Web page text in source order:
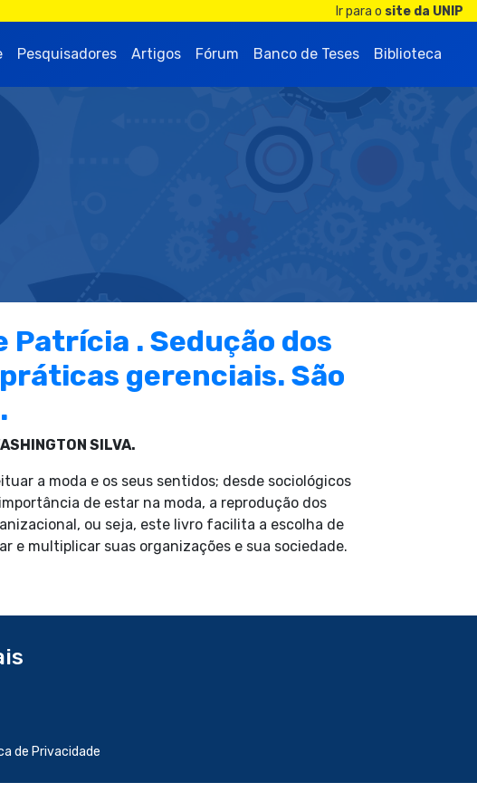
Ir para o site da UNIP
Pesquisadores Artigos Fórum Banco de Teses Biblioteca
Patrícia . Sedução dos
gerenciais. São
SILVA.
a moda e os seus sentidos; desde sociológicos
de estar na moda, a reprodução dos
ou seja, este livro facilita a escolha de
e multiplicar suas organizações e sua sociedade.
de Privacidade